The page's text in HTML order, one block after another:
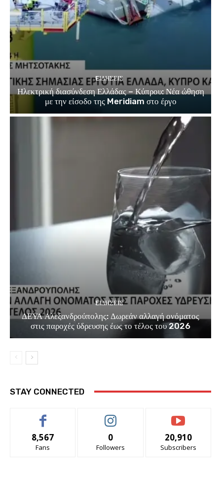
EΙΔΗΣΕΙΣ
Ηλεκτρική διασύνδεση Ελλάδας – Κύπρου: Νέα ώθηση
με την είσοδο της Meridiam στο έργο
EΙΔΗΣΕΙΣ
ΔΕΥΑ Αλεξανδρούπολης: Δωρεάν αλλαγή ονόματος
στις παροχές ύδρευσης έως το τέλος του 2026
STAY CONNECTED
8,567
Fans
0
Followers
20,910
Subscribers